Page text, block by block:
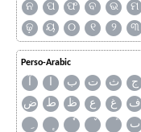
ନ
ପ ଫ ବ ଭ ମ
ଢ଼
ୟ ୦ ୧ ୨ ୩
Perso-Arabic
آ ا ب ت ث ج
ض
ط ظ ع غ ف
ٮ